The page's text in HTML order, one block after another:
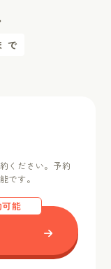
で
ください。 予約
です。
能